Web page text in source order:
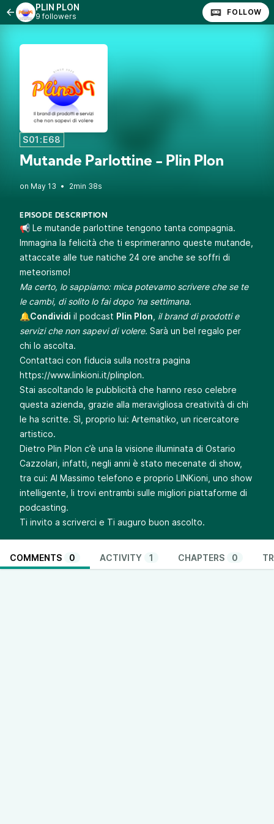
PLIN PLON
9 followers FOLLOW
S01:E68
Mutande Parlottine - Plin Plon
• 2min 38s
EPISODE DESCRIPTION
📢 Le mutande parlottine tengono tanta compagnia.
Immagina la felicità che ti esprimeranno queste mutande,
attaccate alle tue natiche 24 ore anche se soffri di
meteorismo!
Ma certo, lo sappiamo: mica potevamo scrivere che se te
le cambi, di solito lo fai dopo ’na settimana.
🔔Condividi il podcast Plin Plon il brand di prodotti e
servizi che non sapevi di volere. Sarà un bel regalo per
chi lo ascolta.
Contattaci con fiducia sulla nostra pagina
https://www.linkioni.it/plinplon.
Stai ascoltando le pubblicità che hanno reso celebre
questa azienda, grazie alla meravigliosa creatività di chi
le ha scritte. Sì, proprio lui: Artematiko, un ricercatore
artistico.
Dietro Plin Plon c’è una la visione illuminata di Ostario
Cazzolari, infatti, negli anni è stato mecenate di show,
tra cui: Al Massimo telefono e proprio LINKioni, uno show
intelligente, li trovi entrambi sulle migliori piattaforme di
podcasting.
Ti invito a scriverci e Ti auguro buon ascolto.
COMMENTS 0 ACTIVITY 1 CHAPTERS 0